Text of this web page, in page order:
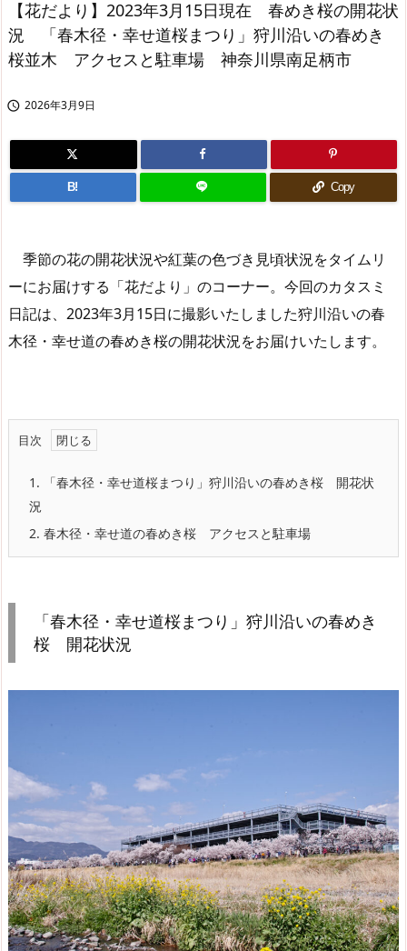
【花だより】2023年3月15日現在 春めき桜の開花状
況 「春木径・幸せ道桜まつり」狩川沿いの春めき
桜並木 アクセスと駐車場 神奈川県南足柄市
 2026年3月9日
B! Copy
季節の花の開花状況や紅葉の色づき見頃状況をタイムリ
ーにお届けする「花だより」のコーナー。今回のカタスミ
日記は、2023年3月15日に撮影いたしました狩川沿いの春
木径・幸せ道の春めき桜の開花状況をお届けいたします。
目次
1. 「春木径・幸せ道桜まつり」狩川沿いの春めき桜 開花状
況
2. 春木径・幸せ道の春めき桜 アクセスと駐車場
「春木径・幸せ道桜まつり」狩川沿いの春めき
桜 開花状況